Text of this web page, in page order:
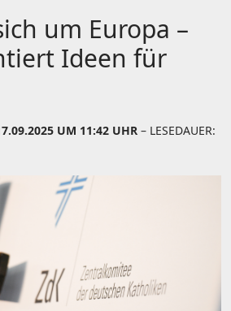
um Europa –
Ideen für
UM 11:42 UHR – LESEDAUER: